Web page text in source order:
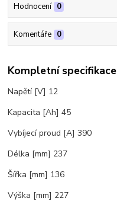
Hodnocení 0
Komentáře 0
Kompletní specifikace
Napětí [V] 12
Kapacita [Ah] 45
Vybíjecí proud [A] 390
Délka [mm] 237
Šířka [mm] 136
Výška [mm] 227